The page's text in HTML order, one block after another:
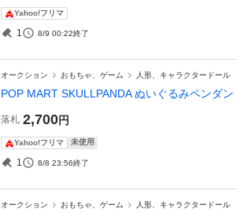
Yahoo!フリマ
1 8/9 00:22終了
オークション おもちゃ、ゲーム 人形、キャラクタードール
POP MART SKULLPANDA ぬいぐるみペンダ
落札 2,700円
Yahoo!フリマ 未使用
1 8/8 23:56終了
オークション おもちゃ、ゲーム 人形、キャラクタードール